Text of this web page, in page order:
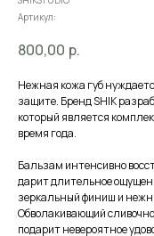
Артикул:
800,00 р.
Нежная кожа губ
защите. Бренд SHIK
который является
время года.
Бальзам интенсивно
дарит длительное
зеркальный финиш и
Обволакивающий
подарит невероятное